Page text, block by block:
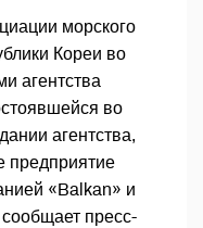
морского
Кореи во
агентства
во
агентства,
предприятие
«Balkan» и
пресс-